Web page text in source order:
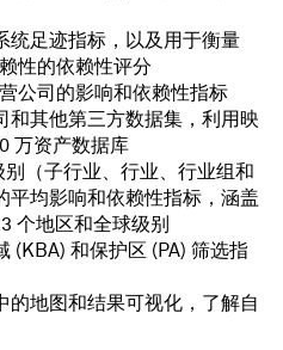
统足迹指标，以及用于衡量
性的依赖性评分
公司的影响和依赖性指标
和其他第三方数据集，利用映
万资产数据库
别（子行业、行业、行业组和
平均影响和依赖性指标，涵盖
个地区和全球级别
(KBA) 和保护区 (PA) 筛选指
的地图和结果可视化，了解自